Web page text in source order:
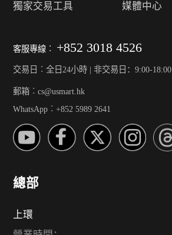
獨家交易工具
媒體中心
客服專線︰ +852 3018 4526
交易日︰全日24小時 | 非交易日：9:00-18:00
郵箱︰cs@usmart.hk
WhatsApp︰+852 5989 2641
總部
上環